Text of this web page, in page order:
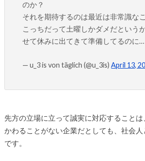
のか？
それを期待するのは最近は非常識な
こっちだって土曜しかダメだという
せて休みに出てきて準備してるのに…
— u_3 is von täglich (@u_3is)April 13,
先方の立場に立って誠実に対応すること
かわることがない企業だとしても、社会
です。